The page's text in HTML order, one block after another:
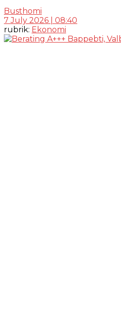
Busthomi
7 July 2026 | 08:40
rubrik: Ekonomi